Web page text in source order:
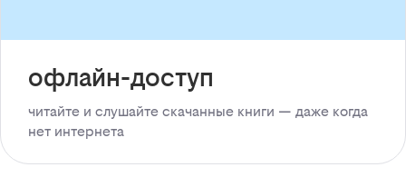
офлайн-доступ
читайте и слушайте скачанные книги — даже когда
нет интернета